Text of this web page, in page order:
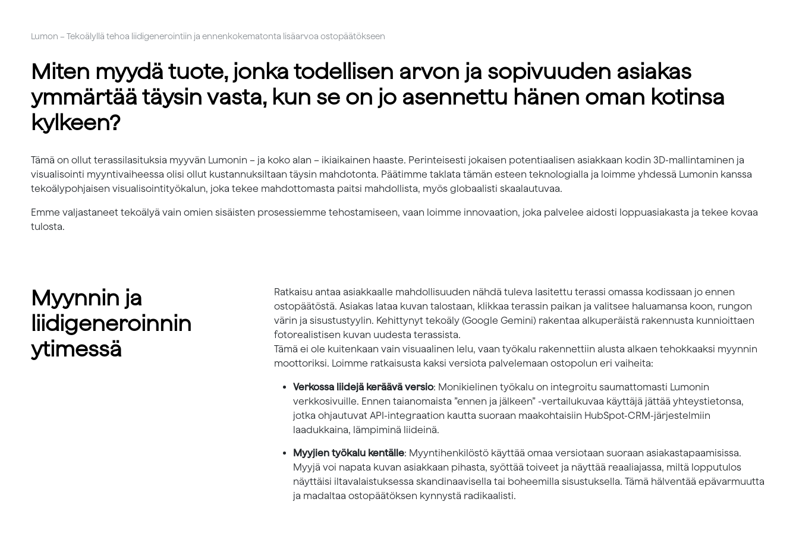
Lumon – Tekoälyllä tehoa liidigenerointiin ja ennenkokematonta lisäarvoa ostopäätökseen
Miten myydä tuote, jonka todellisen arvon ja sopivuuden asiakas
ymmärtää täysin vasta, kun se on jo asennettu hänen oman kotinsa
kylkeen?
Tämä on ollut terassilasituksia myyvän Lumonin – ja koko alan – ikiaikainen haaste. Perinteisesti jokaisen potentiaalisen asiakkaan kodin 3D-mallintaminen ja
visualisointi myyntivaiheessa olisi ollut kustannuksiltaan täysin mahdotonta. Päätimme taklata tämän esteen teknologialla ja loimme yhdessä Lumonin kanssa
tekoälypohjaisen visualisointityökalun, joka tekee mahdottomasta paitsi mahdollista, myös globaalisti skaalautuvaa.
Emme valjastaneet tekoälyä vain omien sisäisten prosessiemme tehostamiseen, vaan loimme innovaation, joka palvelee aidosti loppuasiakasta ja tekee kovaa
tulosta.
Myynnin ja
liidigeneroinnin
ytimessä
Ratkaisu antaa asiakkaalle mahdollisuuden nähdä tuleva lasitettu terassi omassa kodissaan jo ennen
ostopäätöstä. Asiakas lataa kuvan talostaan, klikkaa terassin paikan ja valitsee haluamansa koon, rungon
värin ja sisustustyylin. Kehittynyt tekoäly (Google Gemini) rakentaa alkuperäistä rakennusta kunnioittaen
fotorealistisen kuvan uudesta terassista.
Tämä ei ole kuitenkaan vain visuaalinen lelu, vaan työkalu rakennettiin alusta alkaen tehokkaaksi myynnin
moottoriksi. Loimme ratkaisusta kaksi versiota palvelemaan ostopolun eri vaiheita:
Verkossa liidejä keräävä versio: Monikielinen työkalu on integroitu saumattomasti Lumonin
verkkosivuille. Ennen taianomaista ”ennen ja jälkeen” -vertailukuvaa käyttäjä jättää yhteystietonsa,
jotka ohjautuvat API-integraation kautta suoraan maakohtaisiin HubSpot-CRM-järjestelmiin
laadukkaina, lämpiminä liideinä.
Myyjien työkalu kentälle: Myyntihenkilöstö käyttää omaa versiotaan suoraan asiakastapaamisissa.
Myyjä voi napata kuvan asiakkaan pihasta, syöttää toiveet ja näyttää reaaliajassa, miltä lopputulos
näyttäisi iltavalaistuksessa skandinaavisella tai boheemilla sisustuksella. Tämä hälventää epävarmuutta
ja madaltaa ostopäätöksen kynnystä radikaalisti.